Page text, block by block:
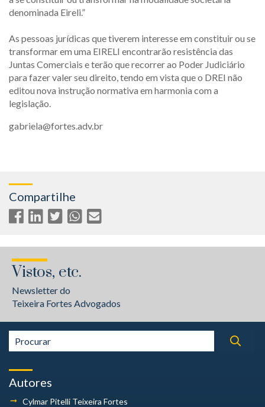
denominada Eireli.”
As pessoas jurídicas que tiverem interesse em constituir ou se
transformar em uma EIRELI encontrarão resistência das
Juntas Comerciais e terão que recorrer ao Poder Judiciário
para fazer valer seu direito, tendo em vista que o DREI não
editou nova instrução normativa em harmonia com a
legislação.
gabriela@fortes.adv.br
Compartilhe
Vistos, etc.
Newsletter do
Teixeira Fortes Advogados
Autores
Cylmar Pitelli Teixeira Fortes